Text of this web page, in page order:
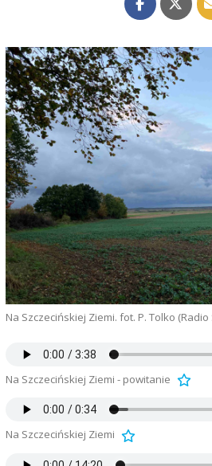
Na Szczecińskiej Ziemi. fot. P. Tolko (Radio
Na Szczecińskiej Ziemi - powitanie
Na Szczecińskiej Ziemi